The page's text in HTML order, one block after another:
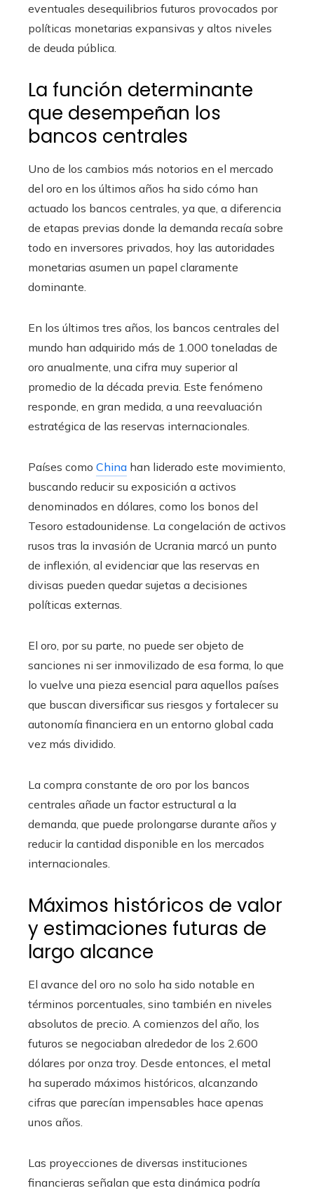
eventuales desequilibrios futuros provocados por
políticas monetarias expansivas y altos niveles
de deuda pública.
La función determinante
que desempeñan los
bancos centrales
Uno de los cambios más notorios en el mercado
del oro en los últimos años ha sido cómo han
actuado los bancos centrales, ya que, a diferencia
de etapas previas donde la demanda recaía sobre
todo en inversores privados, hoy las autoridades
monetarias asumen un papel claramente
dominante.
En los últimos tres años, los bancos centrales del
mundo han adquirido más de 1.000 toneladas de
oro anualmente, una cifra muy superior al
promedio de la década previa. Este fenómeno
responde, en gran medida, a una reevaluación
estratégica de las reservas internacionales.
Países como China han liderado este movimiento,
buscando reducir su exposición a activos
denominados en dólares, como los bonos del
Tesoro estadounidense. La congelación de activos
rusos tras la invasión de Ucrania marcó un punto
de inflexión, al evidenciar que las reservas en
divisas pueden quedar sujetas a decisiones
políticas externas.
El oro, por su parte, no puede ser objeto de
sanciones ni ser inmovilizado de esa forma, lo que
lo vuelve una pieza esencial para aquellos países
que buscan diversificar sus riesgos y fortalecer su
autonomía financiera en un entorno global cada
vez más dividido.
La compra constante de oro por los bancos
centrales añade un factor estructural a la
demanda, que puede prolongarse durante años y
reducir la cantidad disponible en los mercados
internacionales.
Máximos históricos de valor
y estimaciones futuras de
largo alcance
El avance del oro no solo ha sido notable en
términos porcentuales, sino también en niveles
absolutos de precio. A comienzos del año, los
futuros se negociaban alrededor de los 2.600
dólares por onza troy. Desde entonces, el metal
ha superado máximos históricos, alcanzando
cifras que parecían impensables hace apenas
unos años.
Las proyecciones de diversas instituciones
financieras señalan que esta dinámica podría